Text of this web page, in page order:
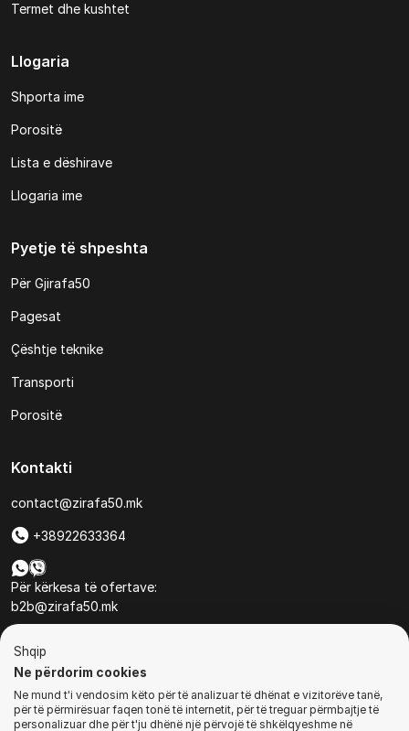
Termet dhe kushtet
Llogaria
Shporta ime
Porositë
Lista e dëshirave
Llogaria ime
Pyetje të shpeshta
Për Gjirafa50
Pagesat
Çështje teknike
Transporti
Porositë
Kontakti
contact@zirafa50.mk
+38922633364
Për kërkesa të ofertave:
b2b@zirafa50.mk
Shqip
Ne përdorim cookies
Ne mund t'i vendosim këto për të analizuar të dhënat e vizitorëve tanë,
për të përmirësuar faqen tonë të internetit, për të treguar përmbajtje të
personalizuar dhe për t'ju dhënë një përvojë të shkëlqyeshme në